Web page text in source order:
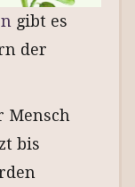
gibt es
der
Mensch
bis